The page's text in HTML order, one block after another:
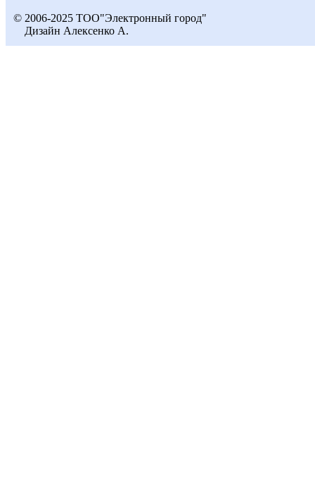
© 2006-2025 ТОО"Электронный город"
Дизайн Алексенко А.